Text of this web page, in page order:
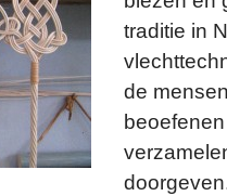
traditie in
de